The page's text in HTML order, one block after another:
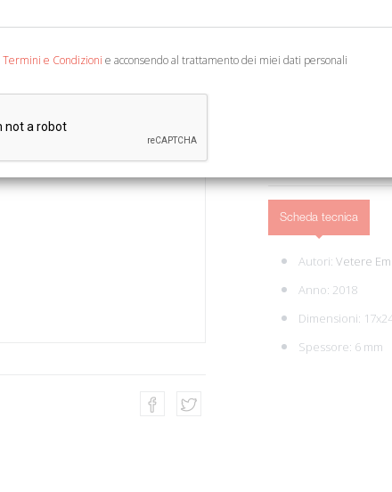
Ean13:
Scheda tecnica
Autori: Vetere
Anno: 2018
Dimensioni:
Spessore: 6 mm
Termini e Condizioni e acconsendo al trattamento dei miei dati personali